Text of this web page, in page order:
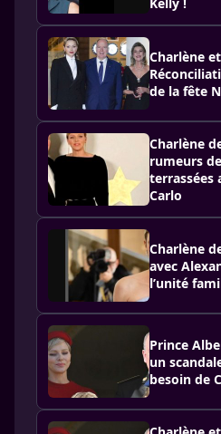
Charlène
de la fête
Charlène
rumeurs
terrassées
Carlo
Charlène
avec
l’unité
Prince
un
besoin de